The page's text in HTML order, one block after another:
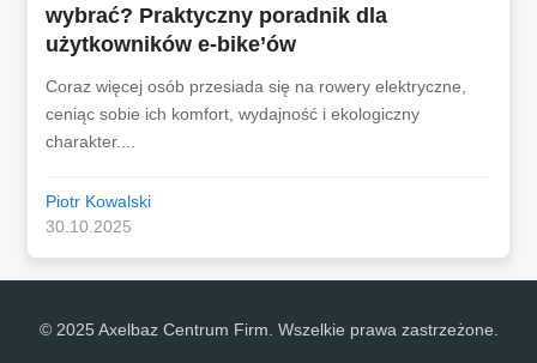
wybrać? Praktyczny poradnik dla
użytkowników e-bike’ów
Coraz więcej osób przesiada się na rowery elektryczne,
ceniąc sobie ich komfort, wydajność i ekologiczny
charakter....
Piotr Kowalski
30.10.2025
© 2025 Axelbaz Centrum Firm. Wszelkie prawa zastrzeżone.